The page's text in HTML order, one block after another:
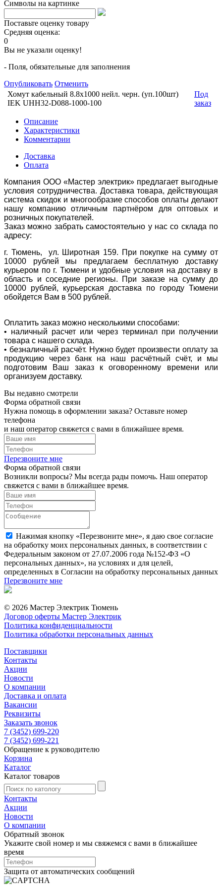
Символы на картинке
Поставьте оценку товару
Средняя оценка:
0
Вы не указали оценку!
- Поля, обязательные для заполнения
Опубликовать Отменить
Хомут кабельный 8.8х1000 нейл. черн. (уп.100шт)
IEK UHH32-D088-1000-100
Под
заказ
Описание
Характеристики
Комментарии
Доставка
Оплата
Компания ООО «Мастер электрик» предлагает выгодные
условия сотрудничества. Доставка товара, действующая
система скидок и многообразие способов оплаты делают
нашу компанию отличным партнёром для оптовых и
розничных покупателей.
Заказ можно забрать самостоятельно у нас со склада по
адресу:
г. Тюмень, ул. Широтная 159. При покупке на сумму от
10000 рублей мы предлагаем бесплатную доставку
курьером по г. Тюмени и удобные условия на доставку в
область и соседние регионы. При заказе на сумму до
10000 рублей, курьерская доставка по городу Тюмени
обойдется Вам в 500 рублей.
Оплатить заказ можно несколькими способами:
• наличный расчет или через терминал при получении
товара с нашего склада.
• безналичный расчёт. Нужно будет произвести оплату за
продукцию через банк на наш расчётный счёт, и мы
подготовим Ваш заказ к оговоренному времени или
организуем доставку.
Вы недавно смотрели
Форма обратной связи
Нужна помощь в оформлении заказа? Оставьте номер
телефона
и наш оператор свяжется с вами в ближайшее время.
Перезвоните мне
Форма обратной связи
Возникли вопросы? Мы всегда рады помочь. Наш оператор
свяжется с вами в ближайшее время.
Нажимая кнопку «Перезвоните мне», я даю свое согласие
на обработку моих персональных данных, в соответствии с
Федеральным законом от 27.07.2006 года №152-ФЗ «О
персональных данных», на условиях и для целей,
определенных в Согласии на обработку персональных данных
Перезвоните мне
© 2026 Мастер Электрик Тюмень
Договор оферты Мастер Электрик
Политика конфиденциальности
Политика обработки персональных данных
Поставщики
Контакты
Акции
Новости
О компании
Доставка и оплата
Вакансии
Реквизиты
Заказать звонок
7 (3452) 699-220
7 (3452) 699-221
Обращение к руководителю
Корзина
Каталог
Каталог товаров
Контакты
Акции
Новости
О компании
Обратный звонок
Укажите свой номер и мы свяжемся с вами в ближайшее
время
Защита от автоматических сообщений